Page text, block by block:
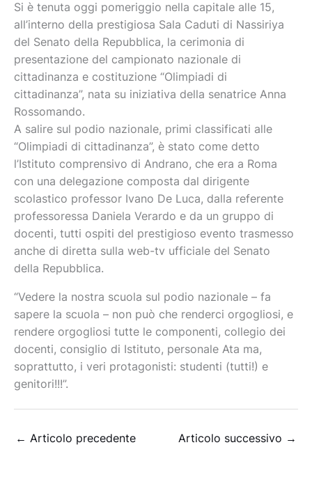
Si è tenuta oggi pomeriggio nella capitale alle 15,
all’interno della prestigiosa Sala Caduti di Nassiriya
del Senato della Repubblica, la cerimonia di
presentazione del campionato nazionale di
cittadinanza e costituzione “Olimpiadi di
cittadinanza”, nata su iniziativa della senatrice Anna
Rossomando.
A salire sul podio nazionale, primi classificati alle
“Olimpiadi di cittadinanza”, è stato come detto
l’Istituto comprensivo di Andrano, che era a Roma
con una delegazione composta dal dirigente
scolastico professor Ivano De Luca, dalla referente
professoressa Daniela Verardo e da un gruppo di
docenti, tutti ospiti del prestigioso evento trasmesso
anche di diretta sulla web-tv ufficiale del Senato
della Repubblica.
“Vedere la nostra scuola sul podio nazionale – fa
sapere la scuola – non può che renderci orgogliosi, e
rendere orgogliosi tutte le componenti, collegio dei
docenti, consiglio di Istituto, personale Ata ma,
soprattutto, i veri protagonisti: studenti (tutti!) e
genitori!!!”.
← Articolo precedente Articolo successivo →